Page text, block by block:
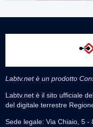
Labtv.net è un prodotto
Labtv.net è il sito ufficiale
del digitale terrestre
Sede legale: Via Chiaio, 5 -